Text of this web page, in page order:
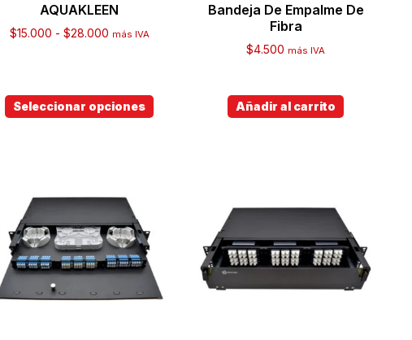
AQUAKLEEN
$15.000 - $28.000 más IVA
Seleccionar opciones
Bandeja De Empalme De
Fibra
$4.500 más IVA
Añadir al carrito